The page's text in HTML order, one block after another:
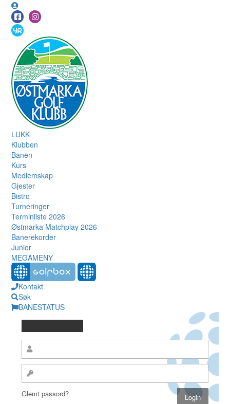
LUKK
Klubben
Banen
Kurs
Medlemskap
Gjester
Bistro
Turneringer
Terminliste 2026
Østmarka Matchplay 2026
Banerekorder
Junior
MEGAMENY
Kontakt
Søk
BANESTATUS
Glemt passord?